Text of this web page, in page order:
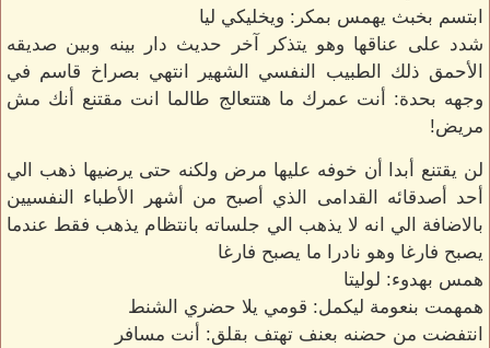
ابتسم بخبث يهمس بمكر: ويخليكي ليا
شدد على عناقها وهو يتذكر آخر حديث دار بينه وبين صديقه
الأحمق ذلك الطبيب النفسي الشهير انتهي بصراخ قاسم في
وجهه بحدة: أنت عمرك ما هتتعالج طالما انت مقتنع أنك مش
مريض!
لن يقتنع أبدا أن خوفه عليها مرض ولكنه حتى يرضيها ذهب الي
أحد أصدقائه القدامى الذي أصبح من أشهر الأطباء النفسيين
بالاضافة الي انه لا يذهب الي جلساته بانتظام يذهب فقط عندما
يصبح فارغا وهو نادرا ما يصبح فارغا
همس بهدوء: لوليتا
همهمت بنعومة ليكمل: قومي يلا حضري الشنط
انتفضت من حضنه بعنف تهتف بقلق: أنت مسافر